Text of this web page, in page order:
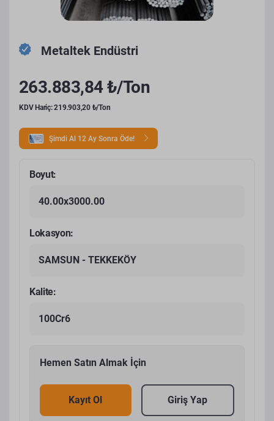
Metaltek Endüstri
263.883,84 ₺/Ton
KDV Hariç: 219.903,20 ₺/Ton
Şimdi Al 12 Ay Sonra Öde!
Boyut:
40.00x3000.00
Lokasyon:
SAMSUN - TEKKEKÖY
Kalite:
100Cr6
Hemen Satın Almak İçin
Kayıt Ol Giriş Yap